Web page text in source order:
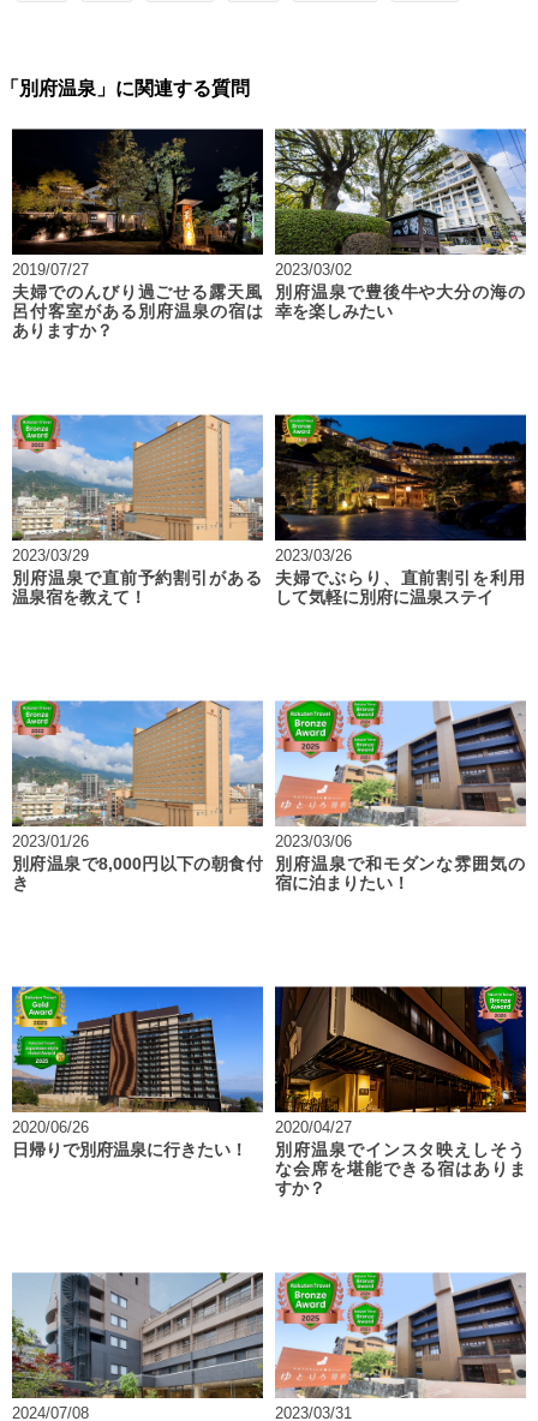
「別府温泉」に関連する質問
2019/07/27
夫婦でのんびり過ごせる露天風
呂付客室がある別府温泉の宿は
ありますか？
2023/03/02
別府温泉で豊後牛や大分の海の
幸を楽しみたい
2023/03/29
別府温泉で直前予約割引がある
温泉宿を教えて！
2023/03/26
夫婦でぶらり、直前割引を利用
して気軽に別府に温泉ステイ
2023/01/26
別府温泉で8,000円以下の朝食付
き
2023/03/06
別府温泉で和モダンな雰囲気の
宿に泊まりたい！
2020/06/26
日帰りで別府温泉に行きたい！
2020/04/27
別府温泉でインスタ映えしそう
な会席を堪能できる宿はありま
すか？
2024/07/08 2023/03/31